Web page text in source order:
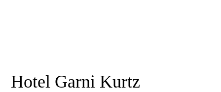
Hotel Garni Kurtz